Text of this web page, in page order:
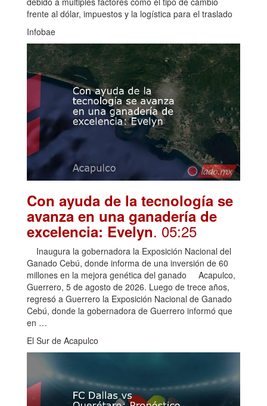
frente al dólar, impuestos y la logística para el traslado
Infobae
Con ayuda de la tecnología se
avanza en una ganadería de
excelencia: Evelyn. 05:25
Inaugura la gobernadora la Exposición Nacional del
Ganado Cebú, donde informa de una inversión de 60
millones en la mejora genética del ganado Acapulco,
Guerrero, 5 de agosto de 2026. Luego de trece años,
regresó a Guerrero la Exposición Nacional de Ganado
Cebú, donde la gobernadora de Guerrero informó que
en …
El Sur de Acapulco